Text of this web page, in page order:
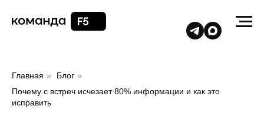
Главная » Блог »
Почему с встреч исчезает 80% информации и как это
исправить